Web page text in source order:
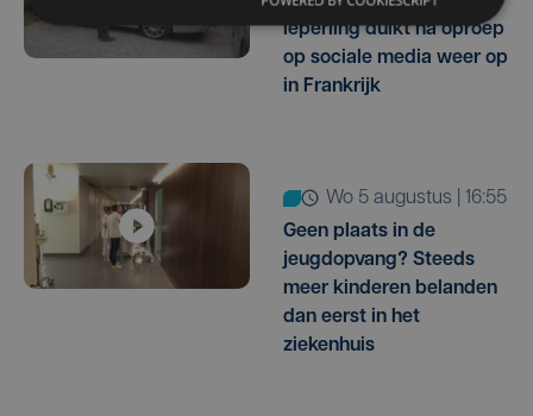
Ieperling duikt na oproep
op sociale media weer op
in Frankrijk
wo 5 augustus | 16:55
Geen plaats in de
jeugdopvang? Steeds
meer kinderen belanden
dan eerst in het
ziekenhuis